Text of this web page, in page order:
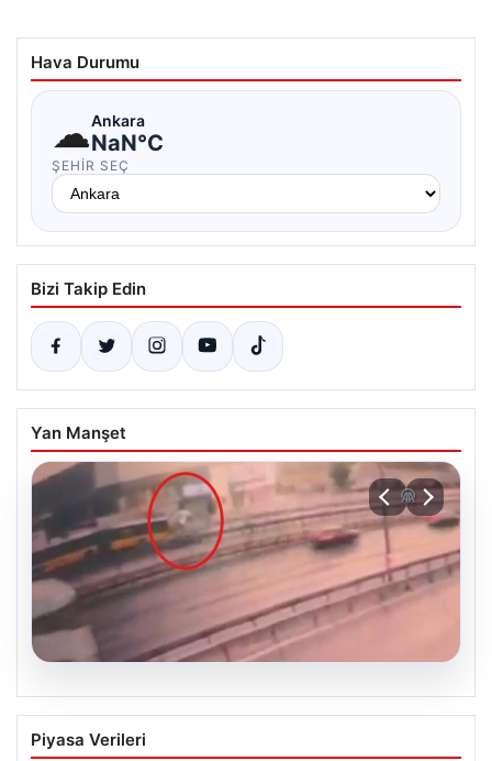
Hava Durumu
☁Ankara
NaN°C
ŞEHIR SEÇ
Bizi Takip Edin
Yan Manşet
Küçükçekmece’de 3 kişinin öldüğü
kazanın görüntüleri ortaya çıktı
Piyasa Verileri